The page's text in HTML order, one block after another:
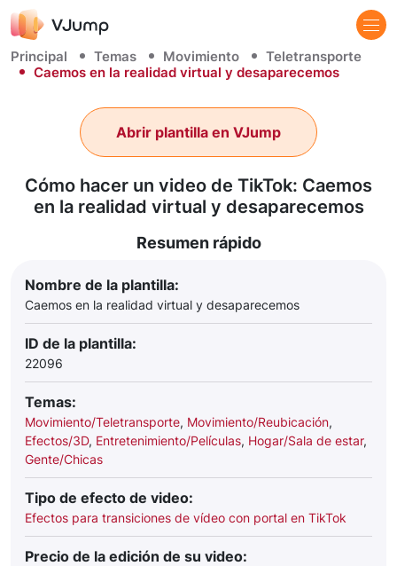
Principal Temas Movimiento
Teletransporte
Caemos en la realidad virtual y desaparecemos
Cómo hacer un video de TikTok: Caemos
en la realidad virtual y desaparecemos
Abrir plantilla en VJump
Resumen rápido
Nombre de la plantilla:
Caemos en la realidad virtual y desaparecemos
ID de la plantilla:
22096
Temas:
Movimiento/Teletransporte, Movimiento/Reubicación,
Efectos/3D, Entretenimiento/Películas, Hogar/Sala de estar,
Gente/Chicas
Tipo de efecto de video:
Efectos para transiciones de vídeo con portal en TikTok
Precio de la edición de su video: